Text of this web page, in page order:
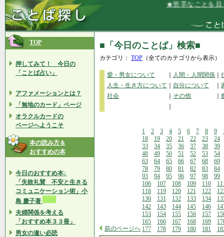
★苦手なことを日々
TOP
押してみて！ 今日の
「ことば占い」
アファメーションとは？
「無地のカード」ページ
オラクルカードの
ページへようこそ
本の読み方＆
おすすめの本
今日のおすすめ本↓
「失敗礼賛 不安と生きる
コミュニケーション術」小
島 慶子著
夫婦関係を考える
「おすすめ本３３冊」
男女の違い必読
■「今日のことば」検索■
カテゴリ： TOP （全てのカテゴリから表示）
愛・男女について 人間・人間関係
人生・生き方について
自分について
社会
その他
前のページへ
1 2 3 4 5 6 7 8 9
18
19 20 21 22 23
24
33
34 35 36 37 38
39
48
49 50 51 52 53
54
63
64 65 66 67 68
69
78
79 80 81 82 83
84
93
94 95 96 97 98
99
106
107 108 109 110
118
119 120 121 122
130
131 132 133 134
142
143 144 145 146
153
154 155 156 157
165
166 167 168 169
177
178 179 180 181